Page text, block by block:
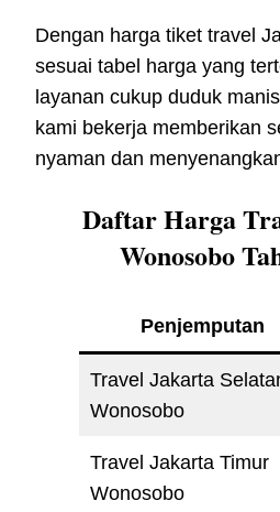
Dengan harga tiket travel
sesuai tabel harga yang
layanan cukup duduk
kami bekerja memberikan
nyaman dan
Daftar Harga
Wonosobo
Penjemputan
Travel Jakarta
Wonosobo
Travel Jakarta Timur
Wonosobo